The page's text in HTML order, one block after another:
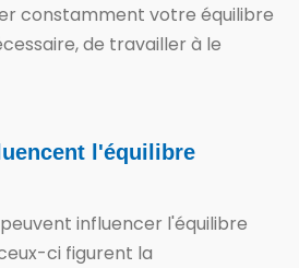
constamment votre équilibre
de travailler à le
l'équilibre
influencer l'équilibre
ci figurent la